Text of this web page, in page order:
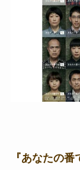
『あなたの